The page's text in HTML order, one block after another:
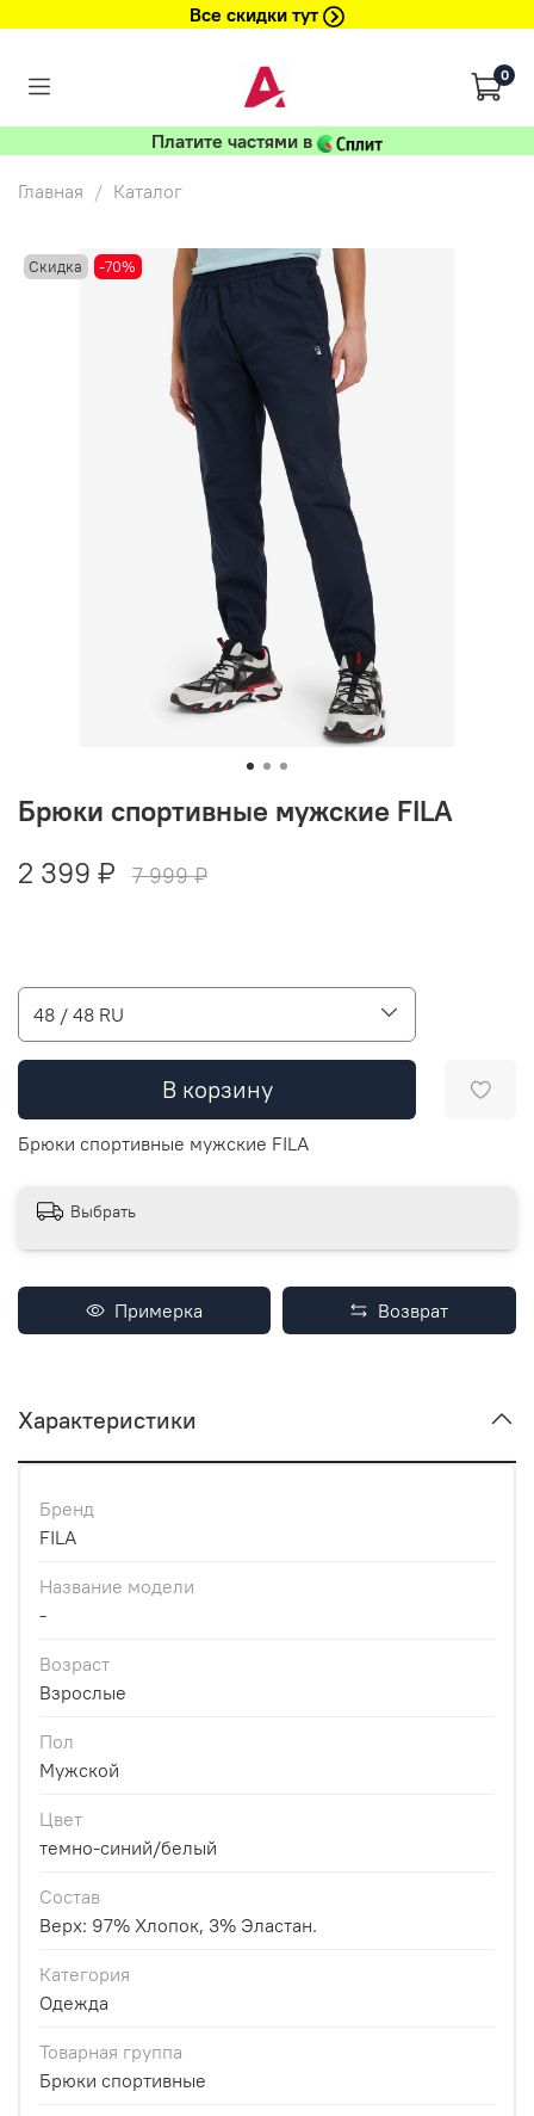
Все скидки тут
0
Платите частями в
Главная Каталог
Скидка -70%
Брюки спортивные мужские FILA
2 399 ₽
7 999 ₽
48 / 48 RU
В корзину
Брюки спортивные мужские FILA
Выбрать
Примерка Возврат
Характеристики
Бренд
FILA
Название модели
-
Возраст
Взрослые
Пол
Мужской
Цвет
темно-синий/белый
Состав
Верх: 97% Хлопок, 3% Эластан.
Категория
Одежда
Товарная группа
Брюки спортивные